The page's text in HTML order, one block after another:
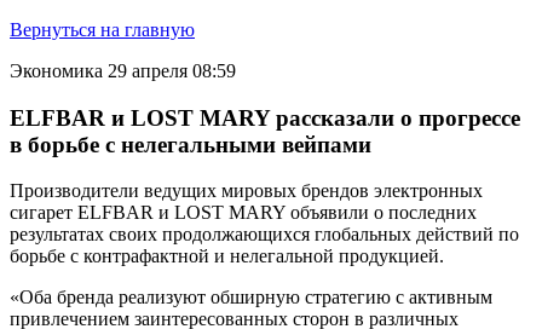
Вернуться на главную
Экономика 29 апреля 08:59
ELFBAR и LOST MARY рассказали о прогрессе
в борьбе с нелегальными вейпами
Производители ведущих мировых брендов электронных
сигарет ELFBAR и LOST MARY объявили о последних
результатах своих продолжающихся глобальных действий по
борьбе с контрафактной и нелегальной продукцией.
«Оба бренда реализуют обширную стратегию с активным
привлечением заинтересованных сторон в различных